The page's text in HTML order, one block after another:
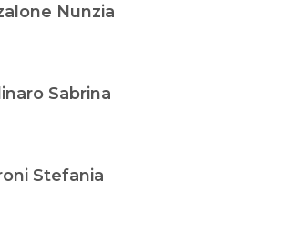
Nunzia
Sabrina
Stefania